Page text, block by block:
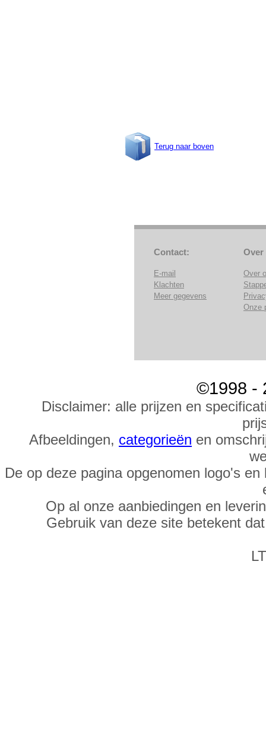
Terug naar boven
Contact:
E-mail
Klachten
Meer gegevens
Over
Over
Onze
©1998 -
Disclaimer: alle prijzen en
Afbeeldingen, categorieën en
De op deze pagina opgenomen logo's
Op al onze aanbiedingen en
Gebruik van deze site betekent